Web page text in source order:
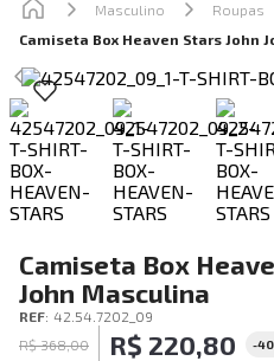
Masculino Roupas
Camiseta Box
John Masculina
REF: 42.54.7202_09
R$ 368,00 R$ 220,80 -